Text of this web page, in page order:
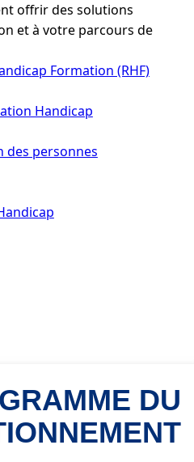
offrir des solutions
et à votre parcours de
Formation (RHF)
Handicap
des personnes
DU